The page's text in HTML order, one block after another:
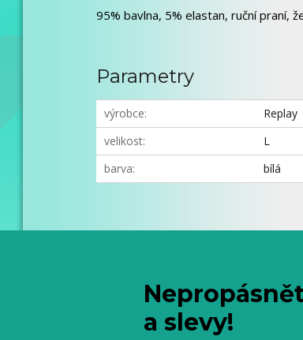
95% bavlna, 5% elastan, ruční praní,
Parametry
výrobce
Replay
velikost
L
barva
bílá
a slevy!